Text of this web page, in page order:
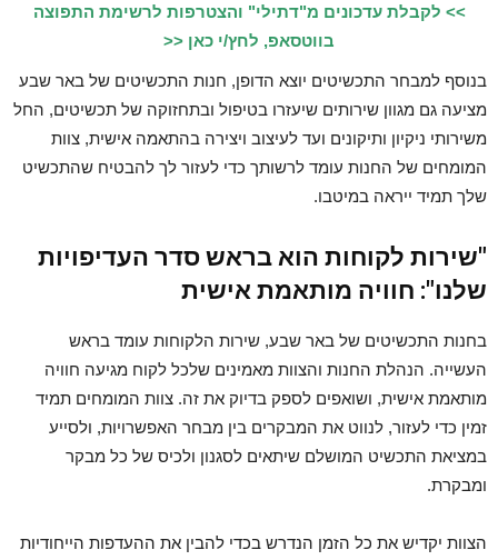
>> לקבלת עדכונים מ"דתילי" והצטרפות לרשימת התפוצה
בווטסאפ, לחץ/י כאן <<
בנוסף למבחר התכשיטים יוצא הדופן, חנות התכשיטים של באר שבע
מציעה גם מגוון שירותים שיעזרו בטיפול ובתחזוקה של תכשיטים, החל
משירותי ניקיון ותיקונים ועד לעיצוב ויצירה בהתאמה אישית, צוות
המומחים של החנות עומד לרשותך כדי לעזור לך להבטיח שהתכשיט
שלך תמיד ייראה במיטבו.
"שירות לקוחות הוא בראש סדר העדיפויות
שלנו": חוויה מותאמת אישית
בחנות התכשיטים של באר שבע, שירות הלקוחות עומד בראש
העשייה. הנהלת החנות והצוות מאמינים שלכל לקוח מגיעה חוויה
מותאמת אישית, ושואפים לספק בדיוק את זה. צוות המומחים תמיד
זמין כדי לעזור, לנווט את המבקרים בין מבחר האפשרויות, ולסייע
במציאת התכשיט המושלם שיתאים לסגנון ולכיס של כל מבקר
ומבקרת.
הצוות יקדיש את כל הזמן הנדרש בכדי להבין את ההעדפות הייחודיות